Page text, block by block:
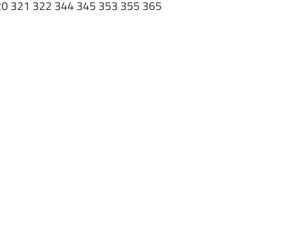
321 322 344 345 353 355 365